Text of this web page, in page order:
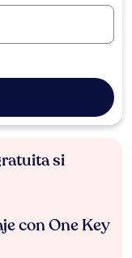
si
con One Key